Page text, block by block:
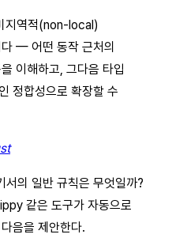
지역적(non-local)
— 어떤 동작 근처의
이해하고, 그다음 타입
정합성으로 확장할 수
서의 일반 규칙은 무엇일까?
같은 도구가 자동으로
음을 제안한다.